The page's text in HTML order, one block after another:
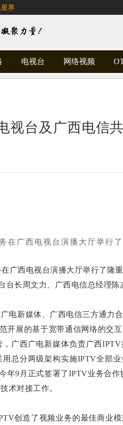
界
电视台 网络视频
视台及广西电信
在广西电视台演播大厅举行了
西电视台演播大厅举行了隆
长周文力、广西电信总经理陈
新媒体、广西电信三方通力合
开展的基于宽带通信网络的交
广西广电新媒体负责广西
总分两级架构实施IPTV全部
年9月正式签署了IPTV业务合
术对接工作。
创造了视频业务的最佳商业模